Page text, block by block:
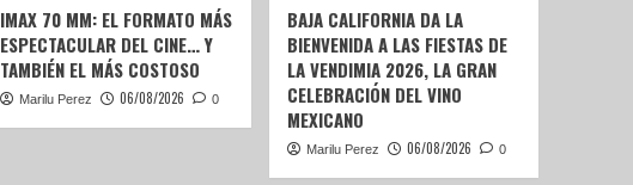
IMAX 70 MM: EL FORMATO MÁS
ESPECTACULAR DEL CINE… Y
TAMBIÉN EL MÁS COSTOSO
Marilu Perez 06/08/2026 0
BAJA CALIFORNIA DA LA
BIENVENIDA A LAS FIESTAS DE
LA VENDIMIA 2026, LA GRAN
CELEBRACIÓN DEL VINO
MEXICANO
Marilu Perez 06/08/2026 0